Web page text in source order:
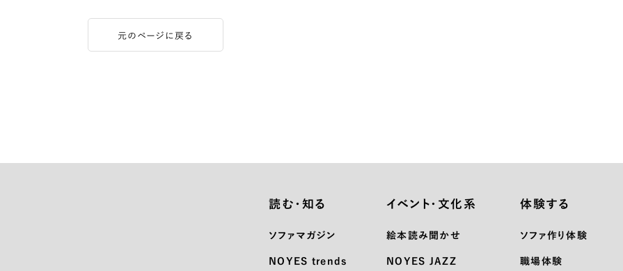
元のページに戻る
読む・知る
ソファマガジン
NOYES trends
イベント・文化系
絵本読み聞かせ
NOYES JAZZ
体験する
ソファ作り体験
職場体験